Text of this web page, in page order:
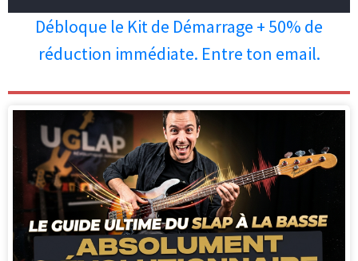
Débloque le Kit de Démarrage + 50% de
réduction immédiate. Entre ton email.
Les personnes qui ont lu cet article
ont aussi apprécié les articles ci-
dessous.